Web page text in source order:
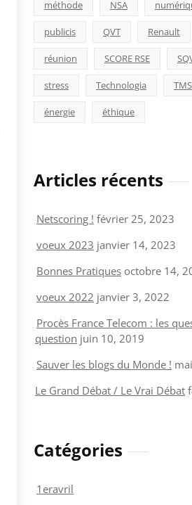
méthode NSA
publicis QVT Renault
réunion SCORE RSE
stress Technologia TMS
énergie éthique
Articles récents
Netscoring ! février 25, 2023
voeux 2023 janvier 14, 2023
Bonnes Pratiques octobre 14,
voeux 2022 janvier 3, 2022
Procès France Telecom : les
question juin 10, 2019
Sauver les blogs du Monde !
Le Grand Débat / Le Vrai Débat
Catégories
1eravril